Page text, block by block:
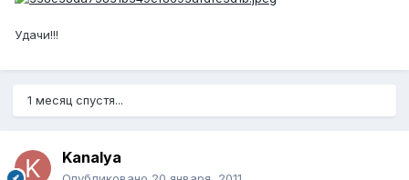
Удачи!!!
1 месяц спустя...
Kanalya